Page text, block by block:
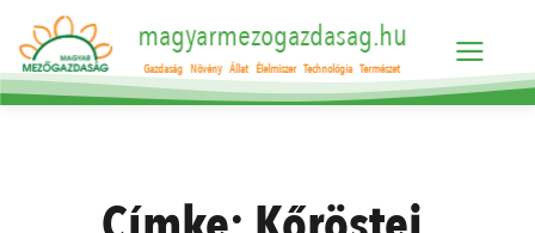
magyarmezogazdasag.hu
Gazdaság Növény Állat Élelmiszer Technológia Természet